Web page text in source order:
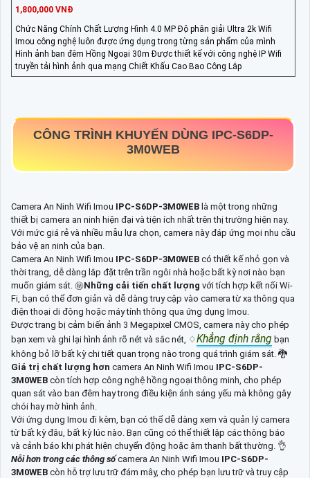
1,800,000 VNĐ
Chức Năng Chính Chất Lượng Hình 4.0 MP Độ phân giải Ultra 2k Wifi
Imou công nghệ luôn được ứng dụng trong từng sản phẩm của mình
Hình ảnh ban đêm Hồng Ngoại 30m Được thiết kế với công nghệ IP Wifi
truyền tải hình ảnh qua mạng Chiết Khấu Cao Bao Công Lắp
CÔNG TRÌNH KHUYẾN DÙNG IPC-S6DP-
3M0WEB
Camera An Ninh Wifi Imou IPC-S6DP-3M0WEB là một trong những
thiết bị camera an ninh hiện đại và tiện ích nhất trên thị trường hiện nay.
Với mức giá rẻ và nhiều mẫu lựa chọn, camera này đáp ứng mọi nhu cầu
bảo vệ an ninh của bạn.
Camera An Ninh Wifi Imou IPC-S6DP-3M0WEB có thiết kế nhỏ gọn và
thời trang, dễ dàng lắp đặt trên trần ngôi nhà hoặc bất kỳ nơi nào bạn
muốn giám sát. ㊙️Những cải tiến chất lượng với tích hợp kết nối Wi-
Fi, bạn có thể đơn giản và dễ dàng truy cập vào camera từ xa thông qua
điện thoại di động hoặc máy tính thông qua ứng dụng Imou.
Được trang bị cảm biến ảnh 3 Megapixel CMOS, camera này cho phép
bạn xem và ghi lại hình ảnh rõ nét và sắc nét, ♢Khẳng định rằng bạn
không bỏ lỡ bất kỳ chi tiết quan trọng nào trong quá trình giám sát. 🐉️
Giá trị chất lượng hơn camera An Ninh Wifi Imou IPC-S6DP-
3M0WEB còn tích hợp công nghệ hồng ngoại thông minh, cho phép
quan sát vào ban đêm hay trong điều kiện ánh sáng yếu mà không gây
chói hay mờ hình ảnh.
Với ứng dụng Imou đi kèm, bạn có thể dễ dàng xem và quản lý camera
từ bất kỳ đâu, bất kỳ lúc nào. Bạn cũng có thể thiết lập các thông báo
và cảnh báo khi phát hiện chuyển động hoặc âm thanh bất thường. 👌
Nỗi hơn trong các thông sốcamera An Ninh Wifi Imou IPC-S6DP-
3M0WEB còn hỗ trợ lưu trữ đám mây, cho phép bạn lưu trữ và truy cập